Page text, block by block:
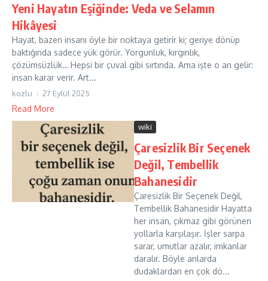
Yeni Hayatın Eşiğinde: Veda ve Selamın
Hikâyesi
Hayat, bazen insanı öyle bir noktaya getirir ki; geriye dönüp
baktığında sadece yük görür. Yorgunluk, kırgınlık,
çözümsüzlük… Hepsi bir çuval gibi sırtında. Ama işte o an gelir:
insan karar verir. Art...
kozlu 27 Eylül 2025
Read More
wiki
Çaresizlik Bir Seçenek
Değil, Tembellik
Bahanesidir
Çaresizlik Bir Seçenek Değil,
Tembellik Bahanesidir Hayatta
her insan, çıkmaz gibi görünen
yollarla karşılaşır. İşler sarpa
sarar, umutlar azalır, imkanlar
daralır. Böyle anlarda
dudaklardan en çok dö...